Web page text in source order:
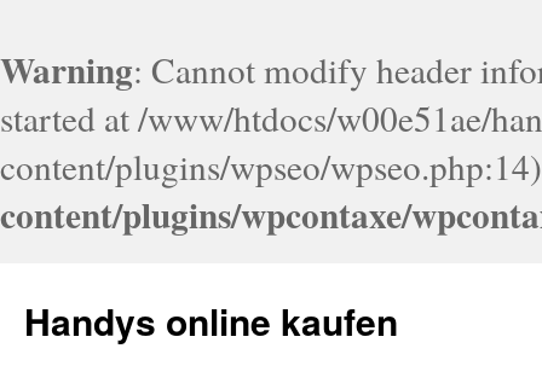
Warning: Cannot modify header
started at /www/htdocs/w00e51ae/
content/plugins/wpseo/
content/plugins/wpcontaxe/
Handys online kaufen